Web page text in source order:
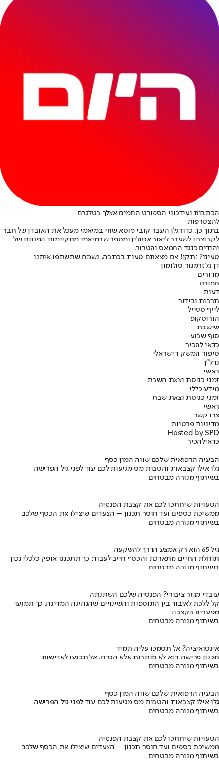
הכתבות ועידכוני הספורט החמים אצלך בטלגרם
להצטרפות
בתוך כך, כדורגלן העבר קובי מוסא שחי במיאמי מעכל את האובדן של חבר
לקבוצתו לשעבר ליאור אסולין ומספר שבמיאמי מתקיימות הפגנות של
יהודים כנגד החמאס והטרור.
טעינו? נתקן! אם מצאתם טעות בכתבה, נשמח שתשתפו אותנו
דן גלזרמנור סולומון
מדורים
ספורט
דעות
תרבות ובידור
לייף סטייל
הורוסקופ
שישבת
סוף שבוע
כדאי להכיר
סיפור המשק הישראלי
נדל"ן
ראשי
זמני כניסת וצאת השבת
מידע כללי
זמני כניסת וצאת שבת
ראשי
צרו קשר
מדיניות פרטיות
Hosted by SPD
כדאילהכיר
הבעיה הרפואית שלכם שווה המון כסף
גלו אילו קצבאות והטבות מס מגיעות לכם עוד לפני גיל הפרישה
בשיתוף מנורה מבטחים
הטעויות שיחתכו לכם את קצבת הפנסיה
ממשיכת כספים ועד חוסר תכנון – הצעדים שיצילו את הכסף שלכם
בשיתוף מנורה מבטחים
גיל 65 הוא רק אמצע הדרך להשקעה
תוחלת החיים מתארכת והכסף חייב לעבוד: כך תתכננו אופק כלכלי נכון
בשיתוף מנורה מבטחים
עובדי מגזר ציבורי? הפנסיה שלכם השתנתה
קל ללכת לאיבוד בין התוספות והשינויים שהנהיגה המדינה. כך תמנעו
מפערים בקצבה
בשיתוף מנורה מבטחים
אינטואיציה? אל תסמכו עליה תמיד
תכנון פרישה הוא לא מותרות אלא הכרח. אל תכנעו לאדישות
בשיתוף מנורה מבטחים
הבעיה הרפואית שלכם שווה המון כסף
גלו אילו קצבאות והטבות מס מגיעות לכם עוד לפני גיל הפרישה
בשיתוף מנורה מבטחים
הטעויות שיחתכו לכם את קצבת הפנסיה
ממשיכת כספים ועד חוסר תכנון – הצעדים שיצילו את הכסף שלכם
בשיתוף מנורה מבטחים